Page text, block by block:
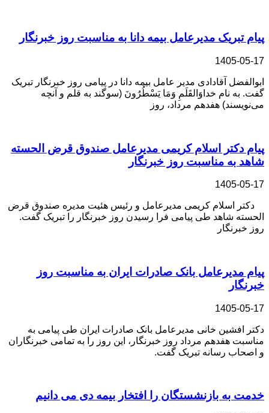
پیام ‌تبریک‌ مدیرعامل بیمه دانا به مناسبت روز خبرنگار
1405-05-17
ابوالفضل آقادادی مدیر عامل بیمه دانا در پیامی روز خبرنگار تبریک
گفت. به نام خداوَالقَلَمِ وَمَا یَسْطُرُونَ (سوگند به قلم و آنچه
می‌نویسند) هفدهم مرداد، روز
پیام دکتر اسلام کریمی مدیرعامل صندوق قرض الحسته
شاهد به مناسبت روز خبرنگار
1405-05-17
دکتر اسلام کریمی مدیرعامل و رئیس هئیت مدیره صندوق قرض
الحسته شاهد طی پیامی فرا رسیدن روز خبرنگار را تبریک گفت.
روز خبرنگار
پیام مدیرعامل بانک صادرات ایران به مناسبت روز
خبرنگار
1405-05-17
دکتر افشین خانی مدیر‌عامل بانک صادرات ایران طی پیامی به
مناسبت هفدهم مرداد روز خبرنگار، این روز را به تمامی خبرنگاران
و اصحاب رسانه تبریک گفت.
خدمت به بازنشستگان را افتخار بیمه دی می دانیم